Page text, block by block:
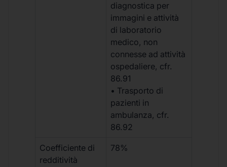
diagnostica per
immagini e attività
di laboratorio
medico, non
connesse ad attività
ospedaliere, cfr.
86.91
• Trasporto di
pazienti in
ambulanza, cfr.
86.92
Coefficiente di
redditività
78%